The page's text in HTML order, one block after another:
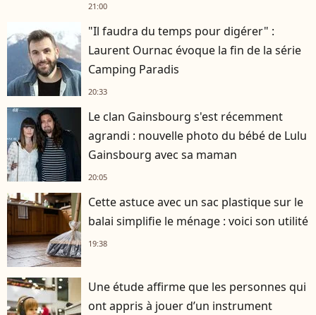
21:00
"Il faudra du temps pour digérer" :
Laurent Ournac évoque la fin de la série
Camping Paradis
20:33
Le clan Gainsbourg s'est récemment
agrandi : nouvelle photo du bébé de Lulu
Gainsbourg avec sa maman
20:05
Cette astuce avec un sac plastique sur le
balai simplifie le ménage : voici son utilité
19:38
Une étude affirme que les personnes qui
ont appris à jouer d’un instrument